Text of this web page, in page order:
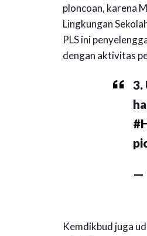
ploncoan, karena
Lingkungan
PLS ini
dengan aktivitas
3.
—
Kemdikbud juga